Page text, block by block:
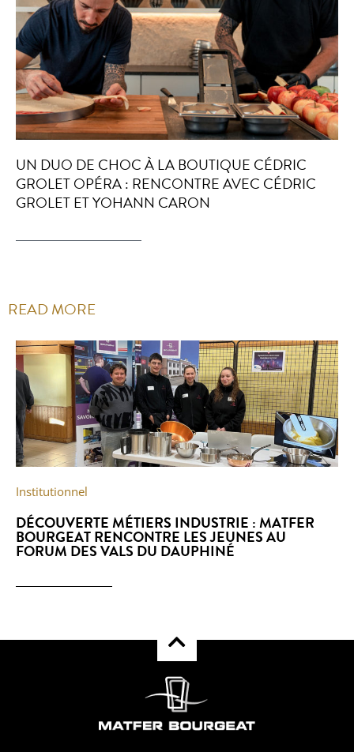
UN DUO DE CHOC À LA BOUTIQUE CÉDRIC
GROLET OPÉRA : RENCONTRE AVEC CÉDRIC
GROLET ET YOHANN CARON
READ MORE
Institutionnel
DÉCOUVERTE MÉTIERS INDUSTRIE : MATFER
BOURGEAT RENCONTRE LES JEUNES AU
FORUM DES VALS DU DAUPHINÉ